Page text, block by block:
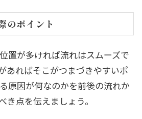
のポイント
置が多ければ流れはスムーズで
あればそこがつまづきやすいポ
原因が何なのかを前後の流れか
き点を伝えましょう。